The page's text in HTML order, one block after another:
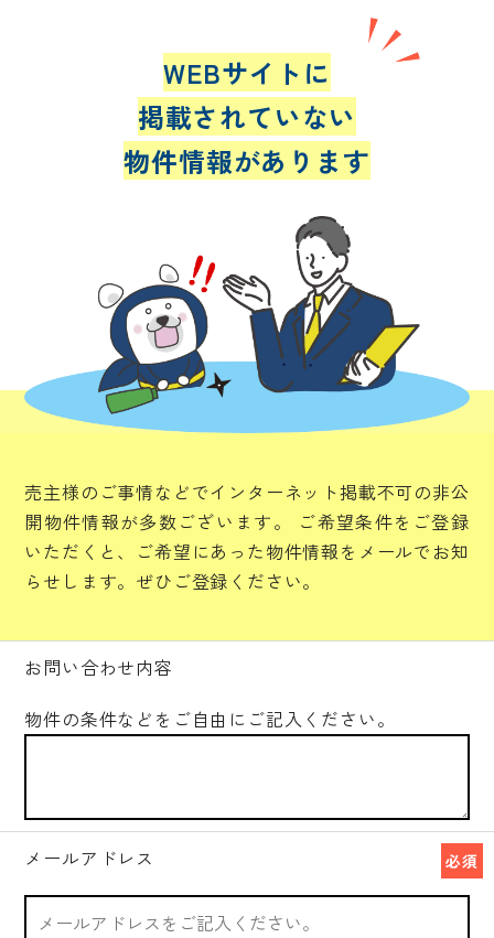
WEBサイトに
掲載されていない
物件情報があります
売主様のご事情などでインターネット掲載不可の非公
開物件情報が多数ございます。
ご希望条件をご登録
いただくと、ご希望にあった物件情報をメールでお知
らせします。ぜひご登録ください。
お問い合わせ内容
物件の条件などをご自由にご記入ください。
メールアドレス 必須